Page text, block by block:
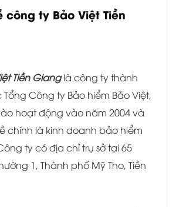
công ty Bảo Việt Tiền
Tiền Gianglà công ty thành
Công ty Bảo hiểm Bảo Việt,
hoạt động vào năm 2004 và
chính là kinh doanh bảo hiểm
ty có địa chỉ trụ sở tại 65
1, Thành phố Mỹ Tho, Tiền